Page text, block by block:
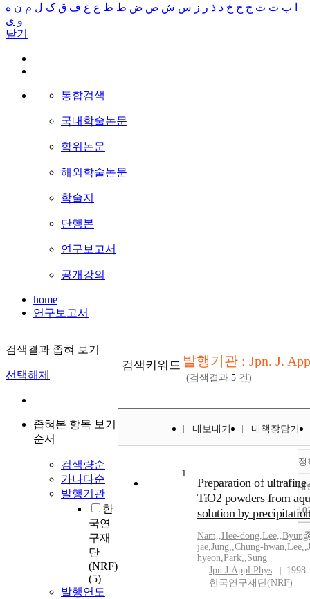
ب ت ث ج ح خ د ذ ر ز س ش ص ض ط ظ ع غ ف ق ک ل م ن ه
و ی
닫기
통합검색
국내학술논문
학위논문
해외학술논문
학술지
단행본
연구보고서
공개강의
home
연구보고서
검색결과 좁혀 보기
선택해제
좁혀본 항목 보기
순서
검색량순
가나다순
발행기관
한
국연
구재
단
(NRF)
(5)
발행연도
검색키워드 발행기관 : Jpn. J.
(검색결과 5 건)
내보내기 내책장담기
정
내
10
1
Preparation of ultrafine
TiO2 powders from
solution by
Nam,,Hee-dong,Lee,,
jae,Jung,,Chung-hwan,Lee,,
hyeon,Park,,Sung
Jpn.J.Appl.Phys
1998
한국연구재단(NRF)